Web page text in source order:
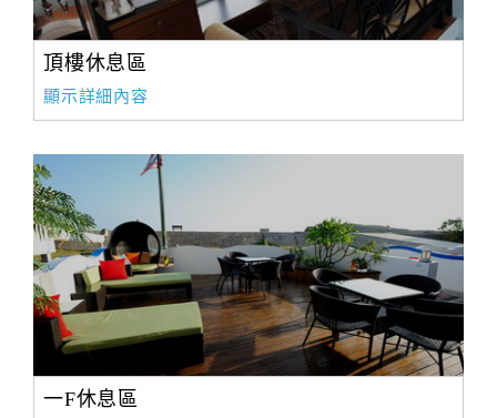
頂樓休息區
顯示詳細內容
一F休息區